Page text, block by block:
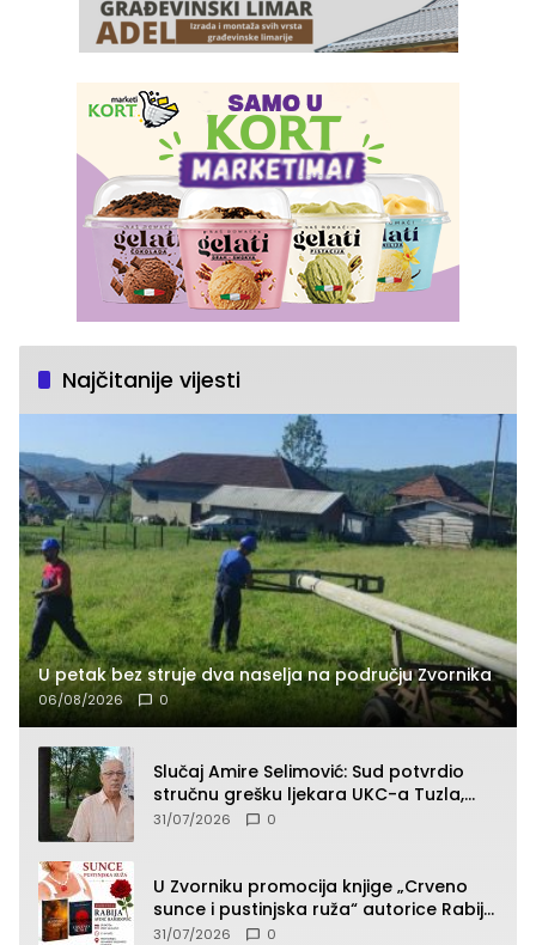
Najčitanije vijesti
U petak bez struje dva naselja na području Zvornika
06/08/2026 0
Slučaj Amire Selimović: Sud potvrdio
stručnu grešku ljekara UKC-a Tuzla,
presudan dokaz ostala obdukcija
31/07/2026 0
U Zvorniku promocija knjige „Crveno
sunce i pustinjska ruža“ autorice Rabije
Avdić-Hamidović
31/07/2026 0